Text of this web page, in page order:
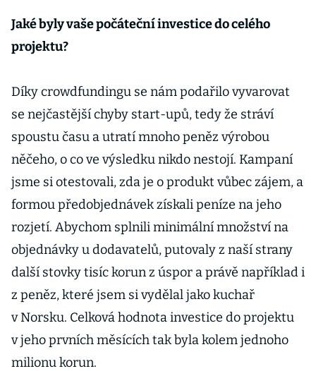
Jaké byly vaše počáteční investice do celého
projektu?
Díky crowdfundingu se nám podařilo vyvarovat
se nejčastější chyby start-upů, tedy že stráví
spoustu času a utratí mnoho peněz výrobou
něčeho, o co ve výsledku nikdo nestojí. Kampaní
jsme si otestovali, zda je o produkt vůbec zájem, a
formou předobjednávek získali peníze na jeho
rozjetí. Abychom splnili minimální množství na
objednávky u dodavatelů, putovaly z naší strany
další stovky tisíc korun z úspor a právě například i
z peněz, které jsem si vydělal jako kuchař
v Norsku. Celková hodnota investice do projektu
v jeho prvních měsících tak byla kolem jednoho
milionu korun.